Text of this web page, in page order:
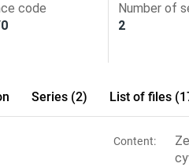
code
Number of
2
Series (2) List of files
Content: